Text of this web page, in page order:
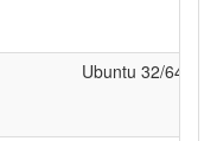
Ubuntu 32/64 bits